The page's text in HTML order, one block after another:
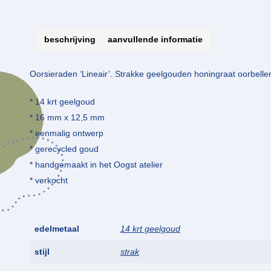
beschrijving aanvullende informatie
Oorsieraden ‘Lineair’. Strakke geelgouden honingraat
* 14 krt geelgoud
* 16 mm x 12,5 mm
* eenmalig ontwerp
* gerecycled goud
* handgemaakt in het Oogst atelier
* verkocht
edelmetaal 14 krt geelgoud
stijl strak